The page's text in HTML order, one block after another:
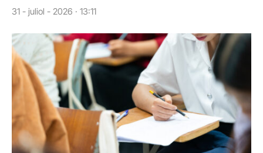
31 - juliol - 2026 · 13:11